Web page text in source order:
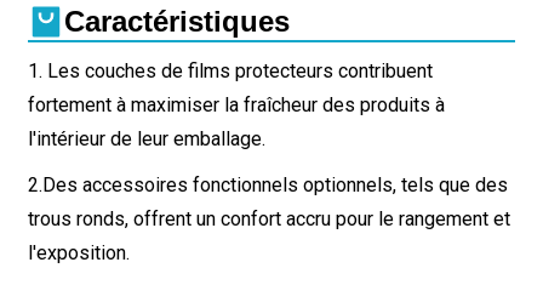
Caractéristiques
1. Les couches de films protecteurs contribuent
fortement à maximiser la fraîcheur des produits à
l'intérieur de leur emballage.
2.Des accessoires fonctionnels optionnels, tels que des
trous ronds, offrent un confort accru pour le rangement et
l'exposition.